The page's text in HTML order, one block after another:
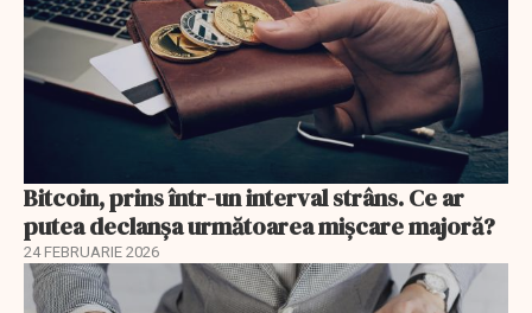
Bitcoin, prins într-un interval strâns. Ce ar
putea declanșa următoarea mișcare majoră?
24 FEBRUARIE 2026